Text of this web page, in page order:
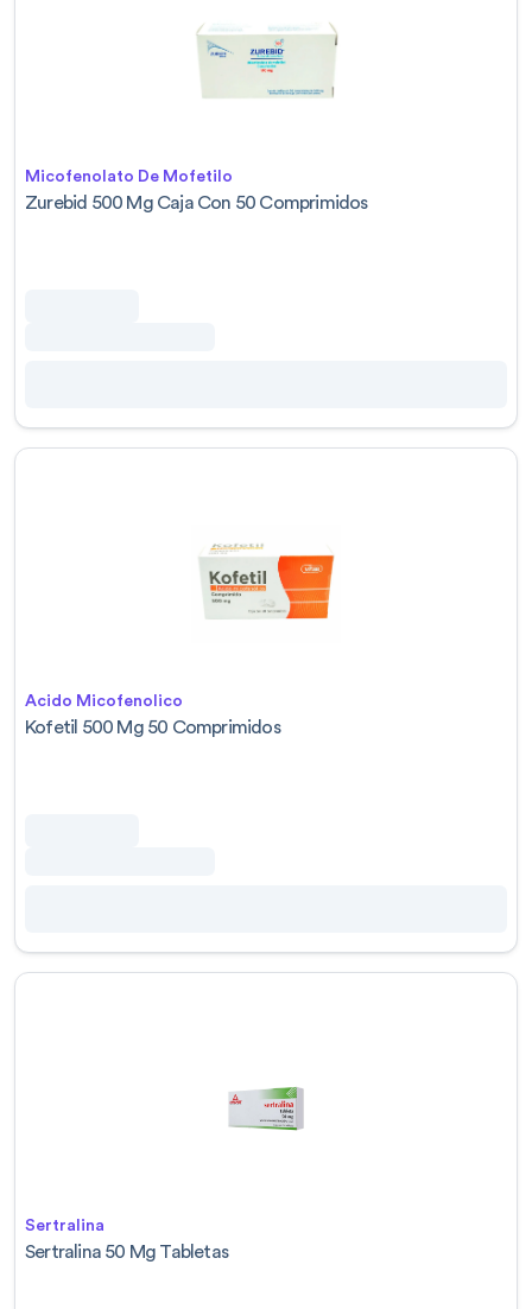
Micofenolato De Mofetilo
Zurebid 500 Mg Caja Con 50 Comprimidos
Acido Micofenolico
Kofetil 500 Mg 50 Comprimidos
Sertralina
Sertralina 50 Mg Tabletas